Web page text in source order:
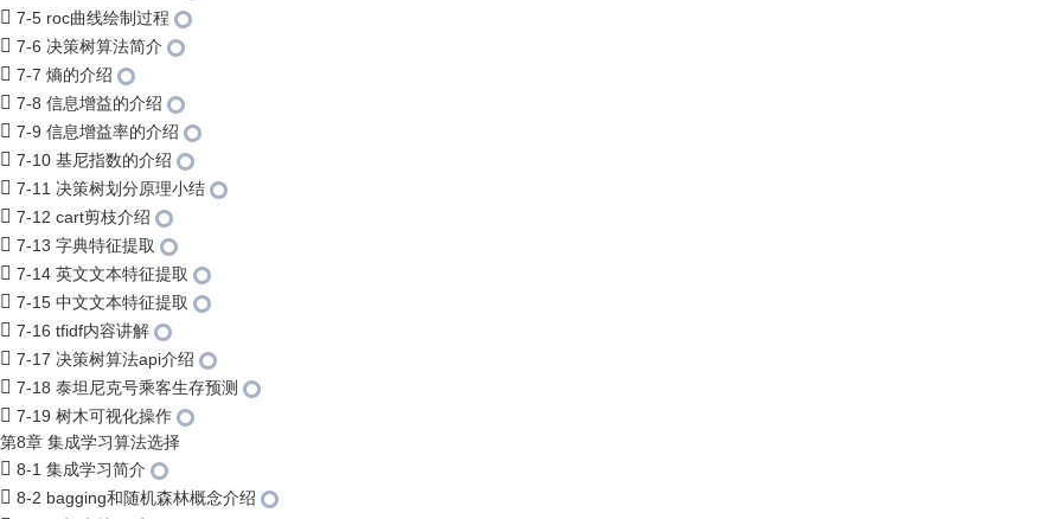
7-5 roc曲线绘制过程
7-6 决策树算法简介
7-7 熵的介绍
7-8 信息增益的介绍
7-9 信息增益率的介绍
7-10 基尼指数的介绍
7-11 决策树划分原理小结
7-12 cart剪枝介绍
7-13 字典特征提取
7-14 英文文本特征提取
7-15 中文文本特征提取
7-16 tfidf内容讲解
7-17 决策树算法api介绍
7-18 泰坦尼克号乘客生存预测
7-19 树木可视化操作
第8章 集成学习算法选择
8-1 集成学习简介
8-2 bagging和随机森林概念介绍